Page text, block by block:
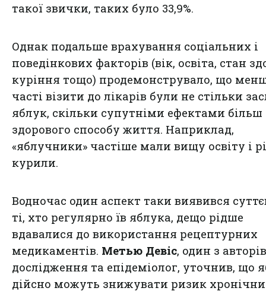
такої звички, таких було 33,9%.
Однак подальше врахування соціальних і
поведінкових факторів (вік, освіта, стан
куріння тощо) продемонструвало, що
часті візити до лікарів були не стільки
яблук, скільки супутніми ефектами більш
здорового способу життя. Наприклад,
«яблучники» частіше мали вищу освіту і
курили.
Водночас один аспект таки виявився
ті, хто регулярно їв яблука, дещо рідше
вдавалися до використання рецептурних
медикаментів. Метью Девіс, один з авторів
дослідження та епідеміолог, уточнив, що
дійсно можуть знижувати ризик